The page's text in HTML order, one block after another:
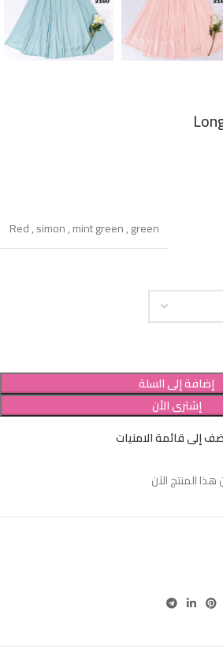
Red,simon,mint green,green
إضافة إلى السلة
إشترى الأن
إلى قائمة الامنيات
المنتج الآن